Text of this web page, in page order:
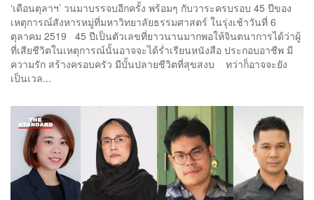
‘เดือนตุลาฯ’ วนมาบรรจบอีกครั้ง พร้อมๆ กับวาระครบรอบ 45 ปีของ
เหตุการณ์สังหารหมู่ที่มหาวิทยาลัยธรรมศาสตร์ ในรุ่งเช้าวันที่ 6
ตุลาคม 2519 45 ปีเป็นตัวเลขที่ยาวนานมากพอให้จินตนาการได้ว่าผู้
ที่เสียชีวิตในเหตุการณ์นั้นอาจจะได้ร่ำเรียนหนังสือ ประกอบอาชีพ มี
ความรัก สร้างครอบครัว มีบั้นปลายชีวิตที่สุขสงบ ทว่าก็อาจจะยัง
เป็นเวล...